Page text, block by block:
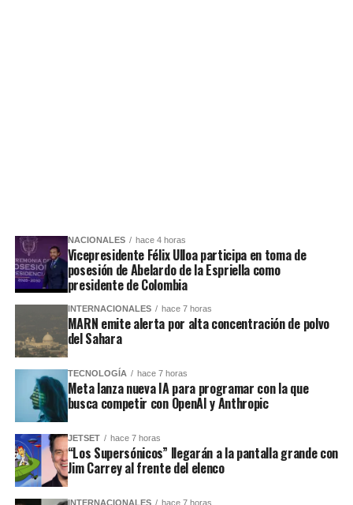
NACIONALES hace 4 horas
Vicepresidente Félix Ulloa participa en toma de
posesión de Abelardo de la Espriella como
presidente de Colombia
INTERNACIONALES hace 7 horas
MARN emite alerta por alta concentración de polvo
del Sahara
TECNOLOGÍA hace 7 horas
Meta lanza nueva IA para programar con la que
busca competir con OpenAI y Anthropic
JETSET hace 7 horas
“Los Supersónicos” llegarán a la pantalla grande con
Jim Carrey al frente del elenco
INTERNACIONALES hace 7 horas